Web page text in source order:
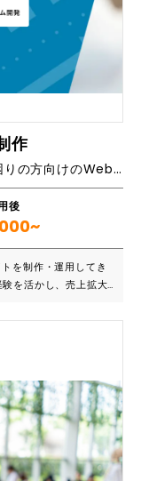
なります）、不動産店
・エステサロン・学習
ョップ・薬局・引っ越
ドリー・ネイルサロ
・動物病院・バー ス
いる理
を実績として掲載する
全て御社の手掛けた
私たちは15年間3000
ン・施工を経験して
用できるため、さまざ
作
導入実績20,000社超！採用や集客でお困りの方向けのWeb戦略サービス。Web制作から動画、マーケティング、SNS運用などまで、全体戦略をサポートいたします。
後
を制作・運用してき
を活かし、売上拡大
を重視し、Web制作
紹介を利用している
や業務の効率化を図
で集患・採用でお困
スや商品を提供され
で上位表示が実現で